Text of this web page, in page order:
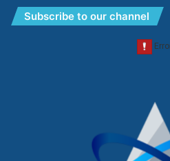
Subscribe to our channel